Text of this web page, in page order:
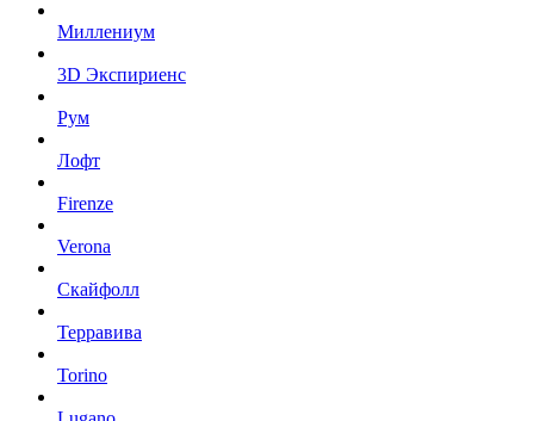
Миллениум
3D Экспириенс
Рум
Лофт
Firenze
Verona
Скайфолл
Терравива
Torino